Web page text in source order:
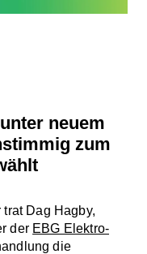
neuem
zum
Dag Hagby,
der EBG Elektro-
die